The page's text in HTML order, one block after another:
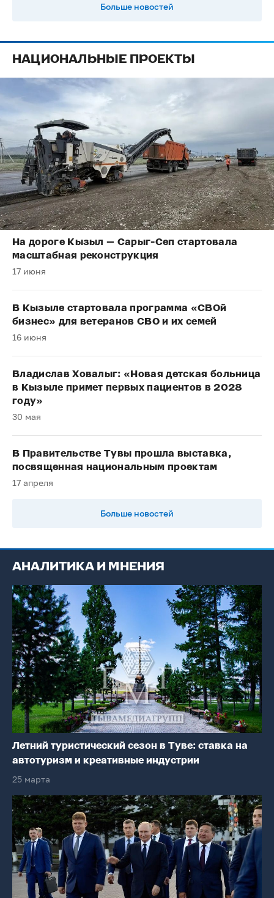
Больше новостей
НАЦИОНАЛЬНЫЕ ПРОЕКТЫ
На дороге Кызыл — Сарыг-Сеп стартовала
масштабная реконструкция
17 июня
В Кызыле стартовала программа «СВОй
бизнес» для ветеранов СВО и их семей
16 июня
Владислав Ховалыг: «Новая детская больница
в Кызыле примет первых пациентов в 2028
году»
30 мая
В Правительстве Тувы прошла выставка,
посвященная национальным проектам
17 апреля
Больше новостей
АНАЛИТИКА И МНЕНИЯ
Летний туристический сезон в Туве: ставка на
автотуризм и креативные индустрии
25 марта